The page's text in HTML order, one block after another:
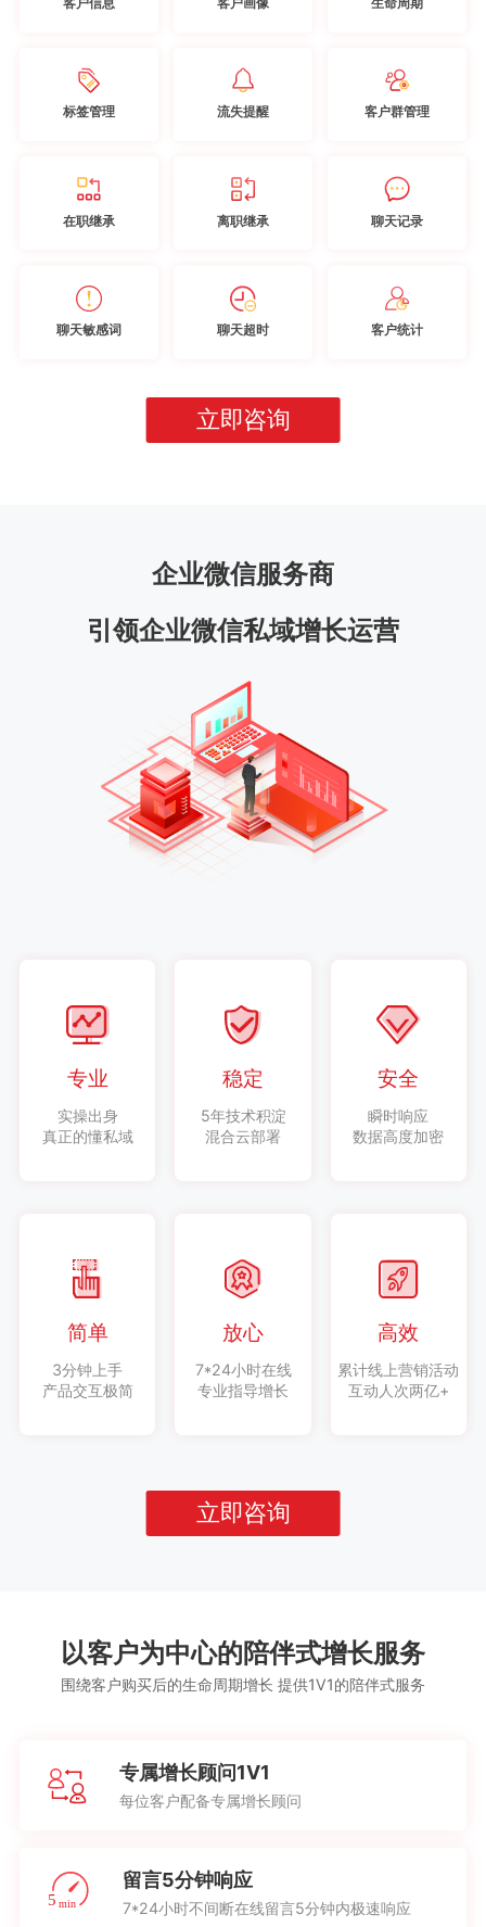
标签管理 流失提醒 客户群管理
在职继承 离职继承 聊天记录
聊天敏感词 聊天超时 客户统计
立即咨询
企业微信服务商
引领企业微信私域增长运营
专业
实操出身
真正的懂私域
稳定
5年技术积淀
混合云部署
安全
瞬时响应
数据高度加密
简单
3分钟上手
产品交互极简
放心
7*24小时在线
专业指导增长
高效
累计线上营销活动
互动人次两亿+
立即咨询
以客户为中心的陪伴式增长服务
围绕客户购买后的生命周期增长 提供1V1的陪伴式服务
专属增长顾问1V1
每位客户配备专属增长顾问
留言5分钟响应
7*24小时不间断在线留言5分钟内极速响应